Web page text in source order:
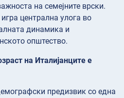
на семејните врски.
централна улога во
динамика и
општество.
на Италијанците е
предизвик со една